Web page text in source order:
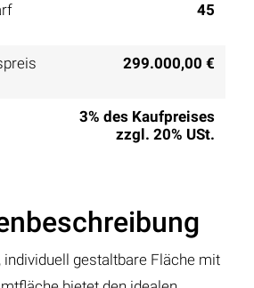
45
299.000,00 €
3% des Kaufpreises
zzgl. 20% USt.
individuell gestaltbare Fläche mit